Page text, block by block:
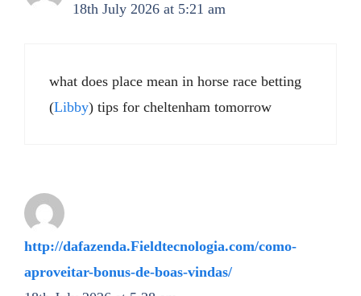
18th July 2026 at 5:21 am
what does place mean in horse race betting​
(Libby) tips for cheltenham tomorrow​
http://dafazenda.Fieldtecnologia.com/como-
aproveitar-bonus-de-boas-vindas/